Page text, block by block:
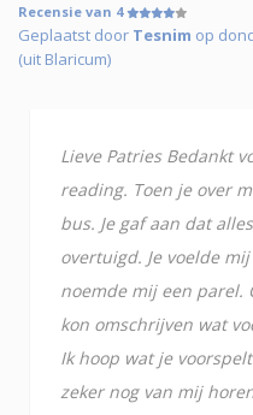
Recensie van 4
Geplaatst door Tesnim op
(uit Blaricum)
Lieve Patries Bedankt
reading. Toen je over
bus. Je gaf aan dat
overtuigd. Je voelde
noemde mij een
kon omschrijven wat
Ik hoop wat je
zeker nog van mij